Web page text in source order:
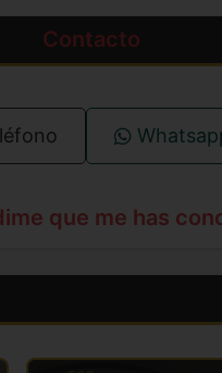
Contacto
que me has